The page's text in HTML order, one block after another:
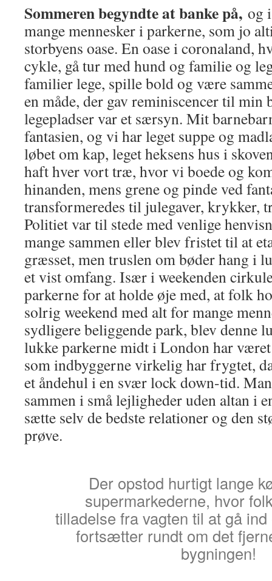
Sommeren begyndte at banke på, og
mange mennesker i parkerne, som jo
storbyens oase. En oase i coronaland,
cykle, gå tur med hund og familie og
familier lege, spille bold og være
en måde, der gav reminiscencer til min
legepladser var et særsyn. Mit
fantasien, og vi har leget suppe og
løbet om kap, leget heksens hus i
haft hver vort træ, hvor vi boede og
hinanden, mens grene og pinde ved
transformeredes til julegaver, krykker,
Politiet var til stede med venlige
mange sammen eller blev fristet til at
græsset, men truslen om bøder hang i
et vist omfang. Især i weekenden
parkerne for at holde øje med, at folk
solrig weekend med alt for mange
sydligere beliggende park, blev denne
lukke parkerne midt i London har
som indbyggerne virkelig har frygtet,
et åndehul i en svær lock down-tid.
sammen i små lejligheder uden altan i
sætte selv de bedste relationer og den
prøve.
Der opstod hurtigt lange
supermarkederne, hvor
tilladelse fra vagten til at gå
fortsætter rundt om det
bygningen!